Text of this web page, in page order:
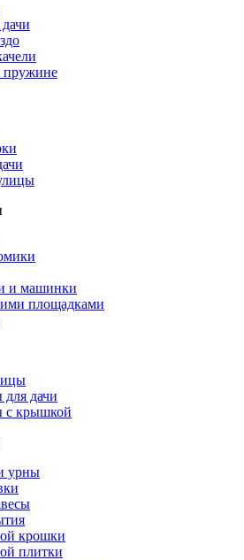
пружине
и машинки
дачи
с крышкой
урны
крошки
плитки